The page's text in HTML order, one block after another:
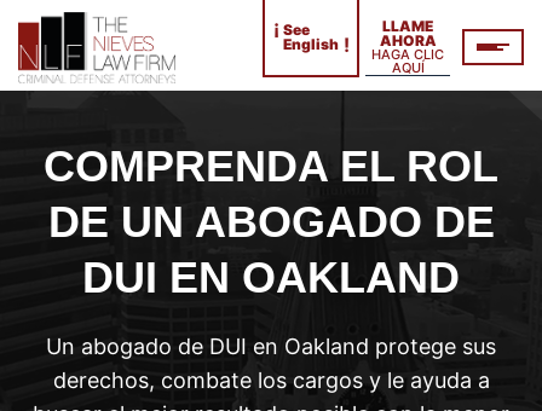
¡ See
English !
LLAME
AHORA
HAGA CLIC
AQUÍ
COMPRENDA EL ROL
DE UN ABOGADO DE
DUI EN OAKLAND
Un abogado de DUI en Oakland protege sus
derechos, combate los cargos y le ayuda a